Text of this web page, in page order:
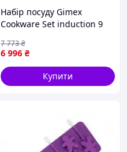
Набір посуду Gimex
Cookware Set induction 9
6 996 ₴
7 773₴
Купити